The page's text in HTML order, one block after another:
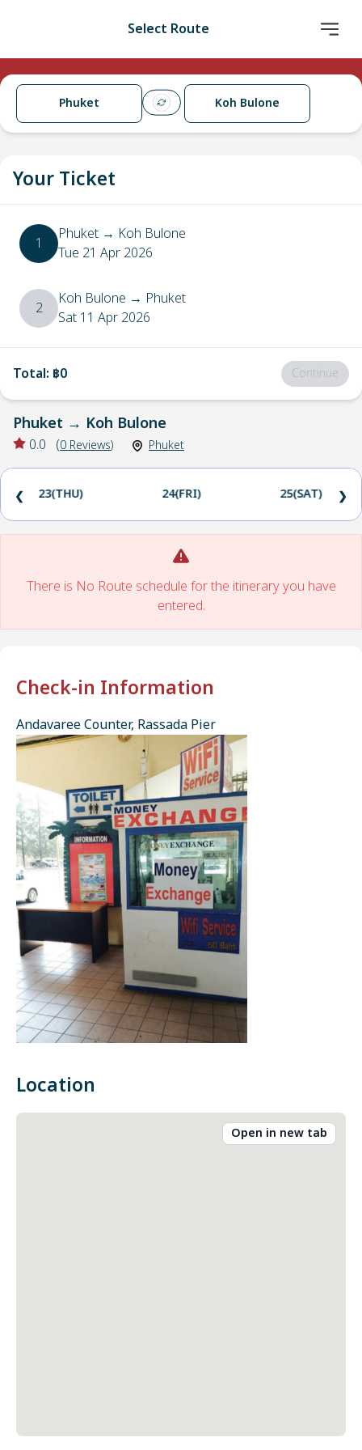
Select Route
Phuket Koh Bulone
Your Ticket
1 Phuket → Koh Bulone
Tue 21 Apr 2026
2 Koh Bulone → Phuket
Sat 11 Apr 2026
Total: ฿0 Continue
Phuket → Koh Bulone
0.0 (0 Reviews) Phuket
23(THU) 24(FRI) 25(SAT)
❮ ❯
There is No Route schedule for the itinerary you have
entered.
Check-in Information
Andavaree Counter, Rassada Pier
Location
Open in new tab